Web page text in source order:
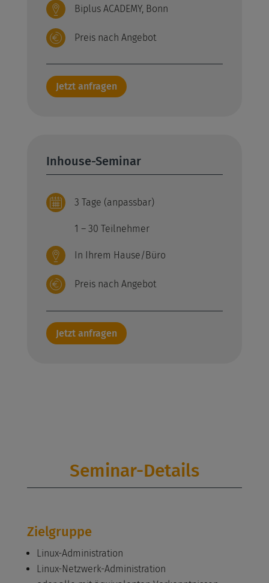
Biplus ACADEMY, Bonn
Preis nach Angebot
Jetzt anfragen
Inhouse-Seminar
3 Tage (anpassbar)
1 – 30 Teilnehmer
In Ihrem Hause/Büro
Preis nach Angebot
Jetzt anfragen
Seminar-Details
Zielgruppe
Linux-Administration
Linux-Netzwerk-Administration